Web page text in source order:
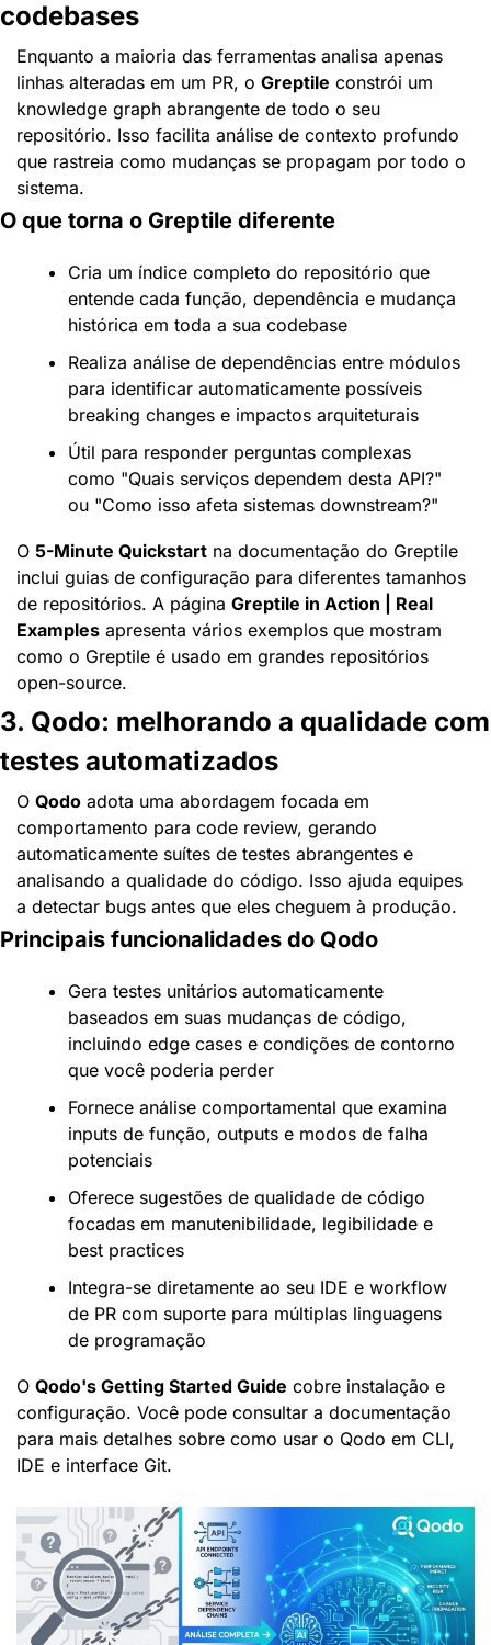
codebases
Enquanto a maioria das ferramentas analisa apenas
linhas alteradas em um PR, o Greptile constrói um
knowledge graph abrangente de todo o seu
repositório. Isso facilita análise de contexto profundo
que rastreia como mudanças se propagam por todo o
sistema.
O que torna o Greptile diferente
Cria um índice completo do repositório que
entende cada função, dependência e mudança
histórica em toda a sua codebase
Realiza análise de dependências entre módulos
para identificar automaticamente possíveis
breaking changes e impactos arquiteturais
Útil para responder perguntas complexas
como "Quais serviços dependem desta API?"
ou "Como isso afeta sistemas downstream?"
O 5-Minute Quickstart na documentação do Greptile
inclui guias de configuração para diferentes tamanhos
de repositórios. A página Greptile in Action | Real
Examples apresenta vários exemplos que mostram
como o Greptile é usado em grandes repositórios
open-source.
3. Qodo: melhorando a qualidade com
testes automatizados
O Qodo adota uma abordagem focada em
comportamento para code review, gerando
automaticamente suítes de testes abrangentes e
analisando a qualidade do código. Isso ajuda equipes
a detectar bugs antes que eles cheguem à produção.
Principais funcionalidades do Qodo
Gera testes unitários automaticamente
baseados em suas mudanças de código,
incluindo edge cases e condições de contorno
que você poderia perder
Fornece análise comportamental que examina
inputs de função, outputs e modos de falha
potenciais
Oferece sugestões de qualidade de código
focadas em manutenibilidade, legibilidade e
best practices
Integra-se diretamente ao seu IDE e workflow
de PR com suporte para múltiplas linguagens
de programação
O Qodo's Getting Started Guide cobre instalação e
configuração. Você pode consultar a documentação
para mais detalhes sobre como usar o Qodo em CLI,
IDE e interface Git.